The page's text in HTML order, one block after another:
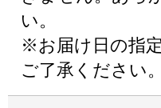
い。
※お届け日の指
ご了承ください。